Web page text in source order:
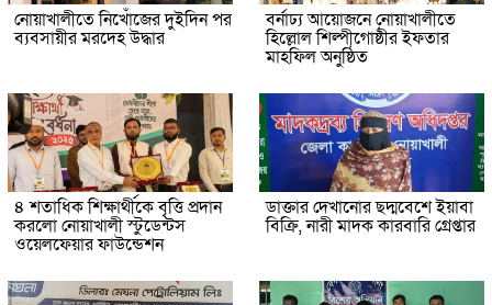
নোয়াখালীতে নিখোঁজের দুইদিন পর
ব্যবসায়ীর মরদেহ উদ্ধার
বর্নাঢ্য আয়োজনে নোয়াখালীতে
হিল্লোল শিল্পীগোষ্ঠীর ইফতার
মাহফিল অনুষ্ঠিত
৪ শতাধিক শিক্ষার্থীকে বৃত্তি প্রদান
করলো নোয়াখালী স্টুডেন্টস
ওয়েলফেয়ার ফাউন্ডেশন
ডাক্তার দেখানোর ছদ্মবেশে ইয়াবা
বিক্রি, নারী মাদক কারবারি গ্রেপ্তার